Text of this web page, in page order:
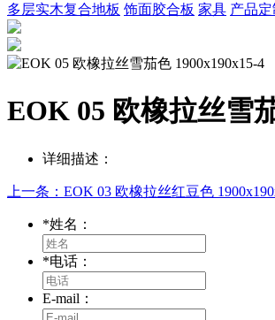
多层实木复合地板 饰面胶合板 家具 产品定
EOK 05 欧橡拉丝雪
详细描述：
上一条：EOK 03 欧橡拉丝红豆色
*姓名：
*电话：
E-mail：